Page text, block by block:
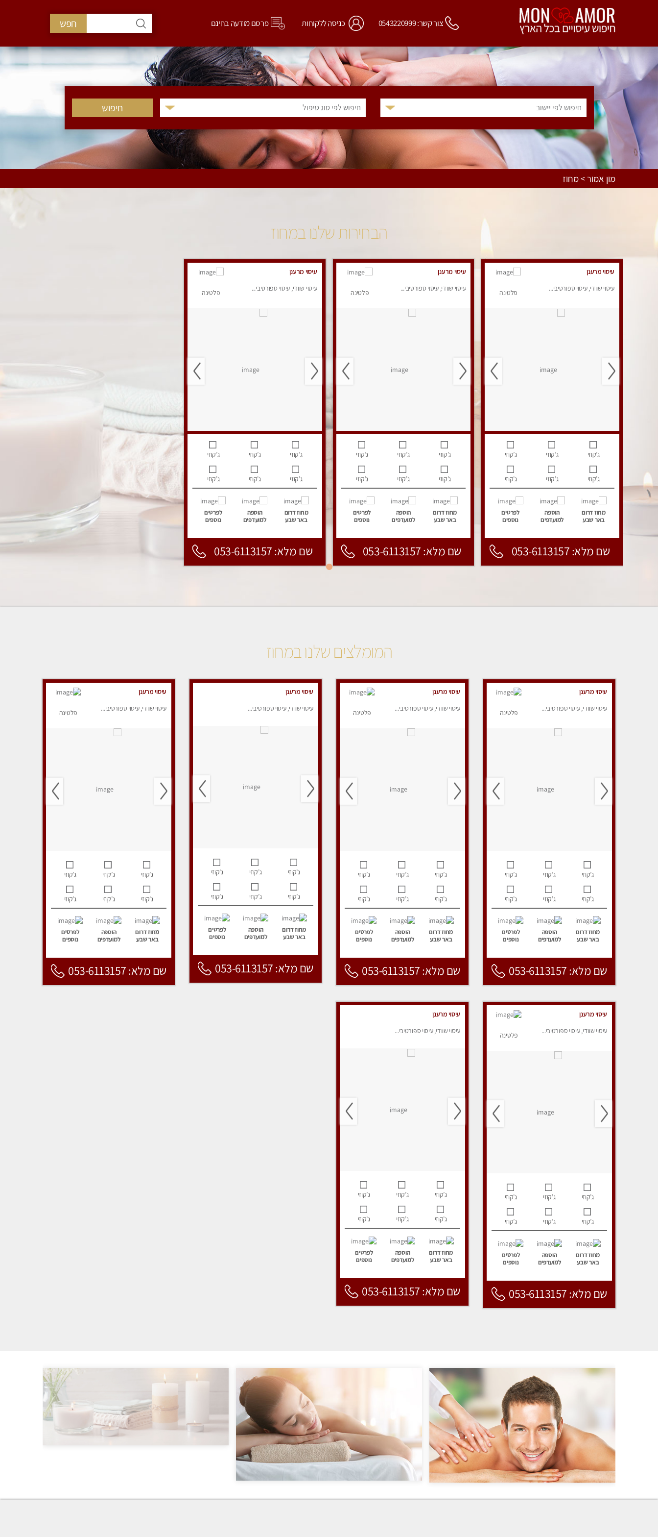
צור קשר: 0543220999 כניסה ללקוחות פרסם מודעה בחינם חפש
חיפוש לפי יישוב חיפוש לפי סוג טיפול
מון אמור > מחוז
הבחירות שלנו במחוז
עיסוי מרענן
עיסוי שוודי, עיסוי ספורטיבי...
פלטינה
ג’קוזי ג’קוזי ג’קוזי
ג’קוזי ג’קוזי ג’קוזי
מחוז דרום
באר שבע
הוספה
למועדפים
לפרטים
נוספים
שם מלא: 053-6113157
עיסוי מרענן
עיסוי שוודי, עיסוי ספורטיבי...
פלטינה
ג’קוזי ג’קוזי ג’קוזי
ג’קוזי ג’קוזי ג’קוזי
מחוז דרום
באר שבע
הוספה
למועדפים
לפרטים
נוספים
שם מלא: 053-6113157
עיסוי מרענן
עיסוי שוודי, עיסוי ספורטיבי...
פלטינה
ג’קוזי ג’קוזי ג’קוזי
ג’קוזי ג’קוזי ג’קוזי
מחוז דרום
באר שבע
הוספה
למועדפים
לפרטים
נוספים
שם מלא: 053-6113157
המומלצים שלנו במחוז
עיסוי מרענן
עיסוי שוודי, עיסוי ספורטיבי...
פלטינה
ג’קוזי ג’קוזי ג’קוזי
ג’קוזי ג’קוזי ג’קוזי
מחוז דרום
באר שבע
הוספה
למועדפים
לפרטים
נוספים
שם מלא: 053-6113157
עיסוי מרענן
עיסוי שוודי, עיסוי ספורטיבי...
פלטינה
ג’קוזי ג’קוזי ג’קוזי
ג’קוזי ג’קוזי ג’קוזי
מחוז דרום
באר שבע
הוספה
למועדפים
לפרטים
נוספים
שם מלא: 053-6113157
עיסוי מרענן
עיסוי שוודי, עיסוי ספורטיבי...
ג’קוזי ג’קוזי ג’קוזי
ג’קוזי ג’קוזי ג’קוזי
מחוז דרום
באר שבע
הוספה
למועדפים
לפרטים
נוספים
שם מלא: 053-6113157
עיסוי מרענן
עיסוי שוודי, עיסוי ספורטיבי...
פלטינה
ג’קוזי ג’קוזי ג’קוזי
ג’קוזי ג’קוזי ג’קוזי
מחוז דרום
באר שבע
הוספה
למועדפים
לפרטים
נוספים
שם מלא: 053-6113157
עיסוי מרענן
עיסוי שוודי, עיסוי ספורטיבי...
פלטינה
ג’קוזי ג’קוזי ג’קוזי
ג’קוזי ג’קוזי ג’קוזי
מחוז דרום
באר שבע
הוספה
למועדפים
לפרטים
נוספים
שם מלא: 053-6113157
עיסוי מרענן
עיסוי שוודי, עיסוי ספורטיבי...
ג’קוזי ג’קוזי ג’קוזי
ג’קוזי ג’קוזי ג’קוזי
מחוז דרום
באר שבע
הוספה
למועדפים
לפרטים
נוספים
שם מלא: 053-6113157